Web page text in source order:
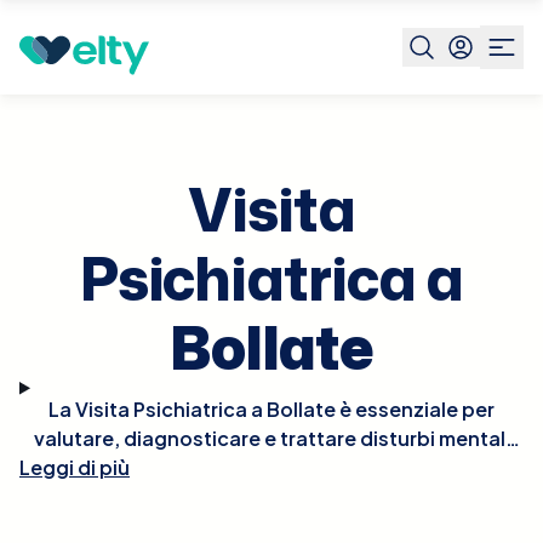
Prenota visita
Visita
Psichiatrica a
Bollate
La Visita Psichiatrica a Bollate è essenziale per
valutare, diagnosticare e trattare disturbi mentali
come depressione, ansia, disturbi bipolari,
Leggi di più